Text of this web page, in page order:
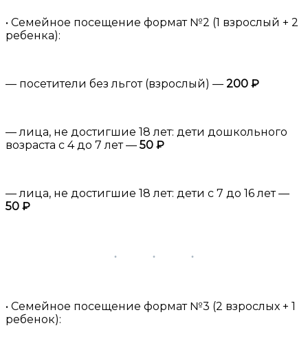
• Семейное посещение формат №2 (1 взрослый + 2
ребенка):
— посетители без льгот (взрослый) — 200 ₽
— лица, не достигшие 18 лет: дети дошкольного
возраста с 4 до 7 лет — 50 ₽
— лица, не достигшие 18 лет: дети с 7 до 16 лет —
50 ₽
• Семейное посещение формат №3 (2 взрослых + 1
ребенок):